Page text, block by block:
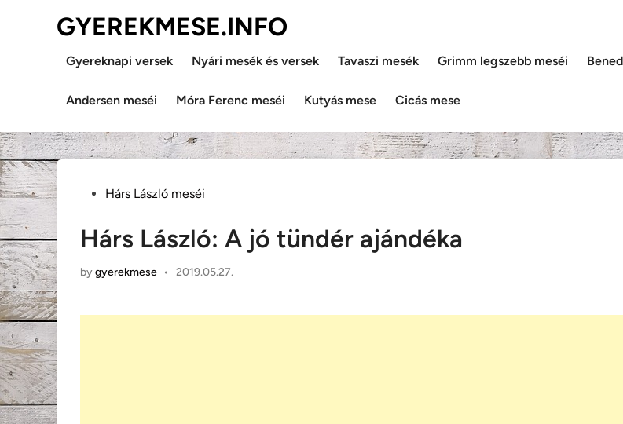
GYEREKMESE.INFO
Gyereknapi versek Nyári mesék és versek Tavaszi mesék Grimm legszebb meséi
Andersen meséi Móra Ferenc meséi Kutyás mese Cicás mese
PostedHárs László meséi
Hárs László: A jó tündér ajándéka
bygyerekmese • 2019.05.27.